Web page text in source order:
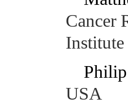
Cancer
USA